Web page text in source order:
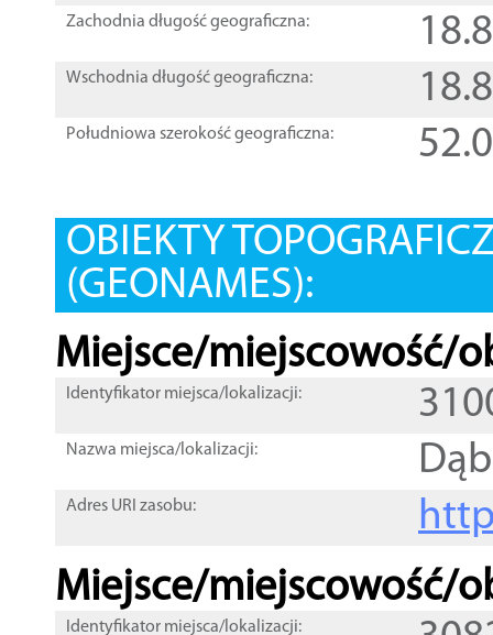
Zachodnia długość geograficzna:
Wschodnia długość geograficzna:
Południowa szerokość geograficzna:
OBIEKTY
(GEONAMES):
Miejsce/miejscowość/
Identyfikator miejsca/lokalizacji:
Nazwa miejsca/lokalizacji:
Adres URI zasobu:
Miejsce/miejscowość/
Identyfikator miejsca/lokalizacji: